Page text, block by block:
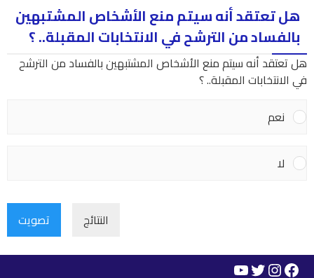
هل تعتقد أنه سيتم منع الأشخاص المشتبهين
بالفساد من الترشح في الانتخابات المقبلة.. ؟
هل تعتقد أنه سيتم منع الأشخاص المشتبهين بالفساد من الترشح
في الانتخابات المقبلة.. ؟
نعم
لا
النتائج تصويت
Facebook
Instagram
Twitter
YouTube